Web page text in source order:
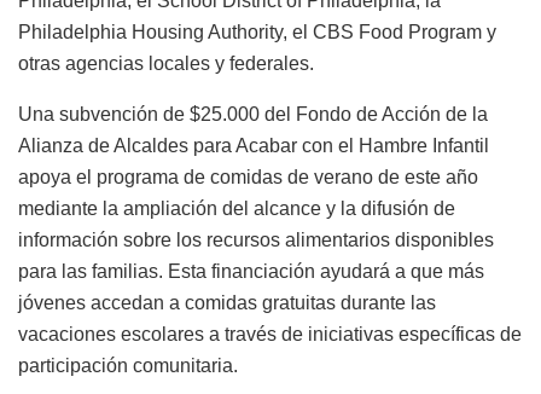
Philadelphia Housing Authority, el CBS Food Program y
otras agencias locales y federales.
Una subvención de $25.000 del Fondo de Acción de la
Alianza de Alcaldes para Acabar con el Hambre Infantil
apoya el programa de comidas de verano de este año
mediante la ampliación del alcance y la difusión de
información sobre los recursos alimentarios disponibles
para las familias. Esta financiación ayudará a que más
jóvenes accedan a comidas gratuitas durante las
vacaciones escolares a través de iniciativas específicas de
participación comunitaria.